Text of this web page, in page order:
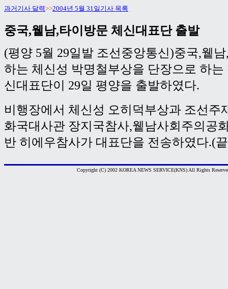
과거기사 달력>>2004년 5월 31일기사 목록
중국,윁남,타이방문 체신대표단 출발
(평양 5월 29일발 조선중앙통신)중국,윁
하는 체신성 박명철부상을 단장으로 하는
신대표단이 29일 평양을 출발하였다.
비행장에서 체신성 오히덕부상과 조선주
화국대사관 장지국참사,윁남사회주의공
반 히에우참사가 대표단을 전송하였다.(
Copyright (C) 2002 KOREA NEWS SERVICE(KNS) All Rights